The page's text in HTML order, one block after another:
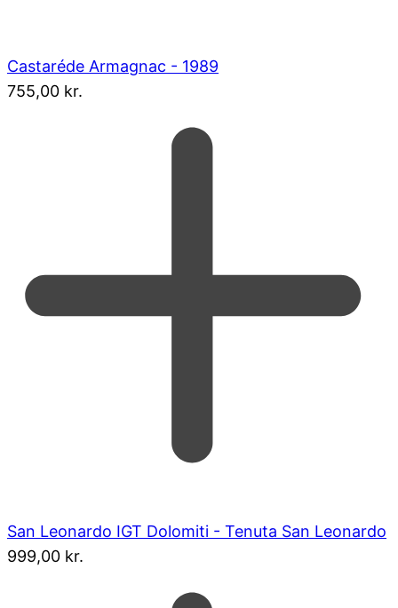
Castaréde Armagnac - 1989
755,00 kr.
San Leonardo IGT Dolomiti - Tenuta San Leonardo
999,00 kr.